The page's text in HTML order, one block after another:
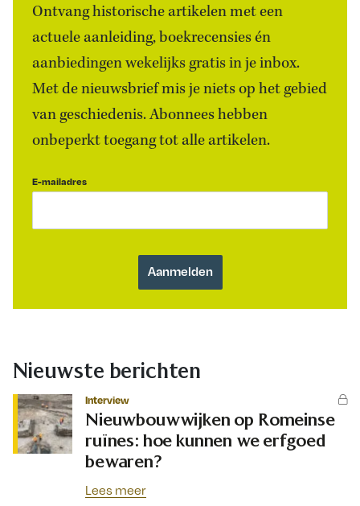
Ontvang historische artikelen met een
actuele aanleiding, boekrecensies én
aanbiedingen wekelijks gratis in je inbox.
Met de nieuwsbrief mis je niets op het gebied
van geschiedenis. Abonnees hebben
onbeperkt toegang tot alle artikelen.
E-mailadres
Nieuwste berichten
Interview
Nieuwbouwwijken op Romeinse
ruïnes: hoe kunnen we erfgoed
bewaren?
Lees meer